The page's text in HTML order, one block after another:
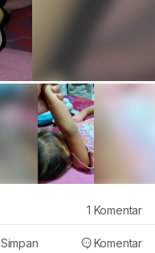
Simpan Komentar
1 Komentar